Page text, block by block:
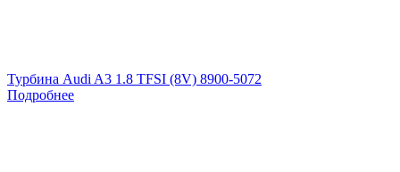
Турбина Audi A3 1.8 TFSI (8V) 8900-5072
Подробнее